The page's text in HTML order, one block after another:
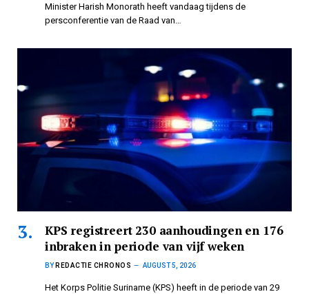
Minister Harish Monorath heeft vandaag tijdens de
persconferentie van de Raad van…
KPS registreert 230 aanhoudingen en 176
inbraken in periode van vijf weken
BY REDACTIE CHRONOS AUGUST 5, 2026
Het Korps Politie Suriname (KPS) heeft in de periode van 29